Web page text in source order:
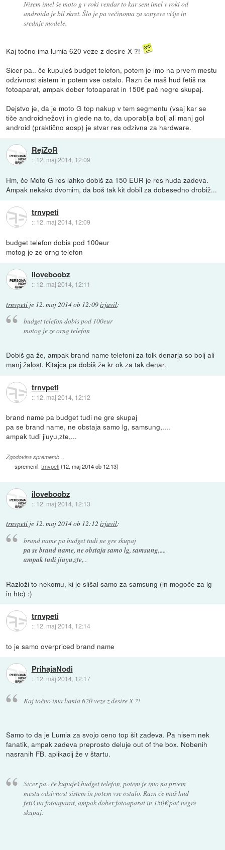
Nisem imel še moto g v roki vendar to kar sem imel v roki od
androida je bil skret. Šlo je pa večinoma za sonyeve višje in
srednje modele.
Kaj točno ima lumia 620 veze z desire X ?!
Sicer pa.. če kupuješ budget telefon, potem je imo na prvem mestu
odzivnost sistem in potem vse ostalo. Razn če maš hud fetiš na
fotoaparat, ampak dober fotoaparat in 150€ pač negre skupaj.
Dejstvo je, da je moto G top nakup v tem segmentu (vsaj kar se
tiče androidnežov) in glede na to, da uporablja bolj ali manj gol
android (praktično aosp) je stvar res odzivna za hardware.
RejZoR
:: 12. maj 2014, 12:09
Hm, če Moto G res lahko dobiš za 150 EUR je res huda zadeva.
Ampak nekako dvomim, da boš tak kit dobil za dobesedno drobiž...
trnvpeti
:: 12. maj 2014, 12:09
budget telefon dobis pod 100eur
motog je ze orng telefon
iloveboobz
:: 12. maj 2014, 12:11
trnvpeti je 12. maj 2014 ob 12:09izjavil:
budget telefon dobis pod 100eur
motog je ze orng telefon
Dobiš ga že, ampak brand name telefoni za tolk denarja so bolj ali
manj žalost. Kitajca pa dobiš že kr ok za tak denar.
trnvpeti
:: 12. maj 2014, 12:12
brand name pa budget tudi ne gre skupaj
pa se brand name, ne obstaja samo lg, samsung,....
ampak tudi jiuyu,zte,...
Zgodovina sprememb…
spremenil:trnvpeti(12. maj 2014 ob 12:13)
iloveboobz
:: 12. maj 2014, 12:13
trnvpeti je 12. maj 2014 ob 12:12 izjavil:
brand name pa budget tudi ne gre skupaj
pa se brand name, ne obstaja samo lg, samsung,....
ampak tudi jiuyu,zte,...
Razloži to nekomu, ki je slišal samo za samsung (in mogoče za lg
in htc) :)
trnvpeti
:: 12. maj 2014, 12:14
to je samo overpriced brand name
PrihajaNodi
:: 12. maj 2014, 12:17
Kaj točno ima lumia 620 veze z desire X ?!
Samo to da je Lumia za svojo ceno top šit zadeva. Pa nisem nek
fanatik, ampak zadeva preprosto deluje out of the box. Nobenih
nasranih FB. aplikacij že v štartu.
Sicer pa.. če kupuješ budget telefon, potem je imo na prvem
mestu odzivnost sistem in potem vse ostalo. Razn če maš hud
fetiš na fotoaparat, ampak dober fotoaparat in 150€ pač negre
skupaj.